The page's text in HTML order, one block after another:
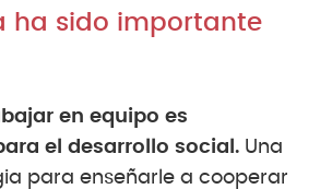
ha sido importante
en equipo es
el desarrollo social. Una
para enseñarle a cooperar